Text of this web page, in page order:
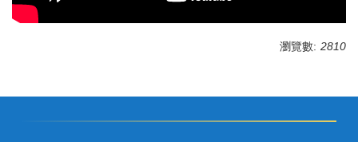
瀏覽數: 2810